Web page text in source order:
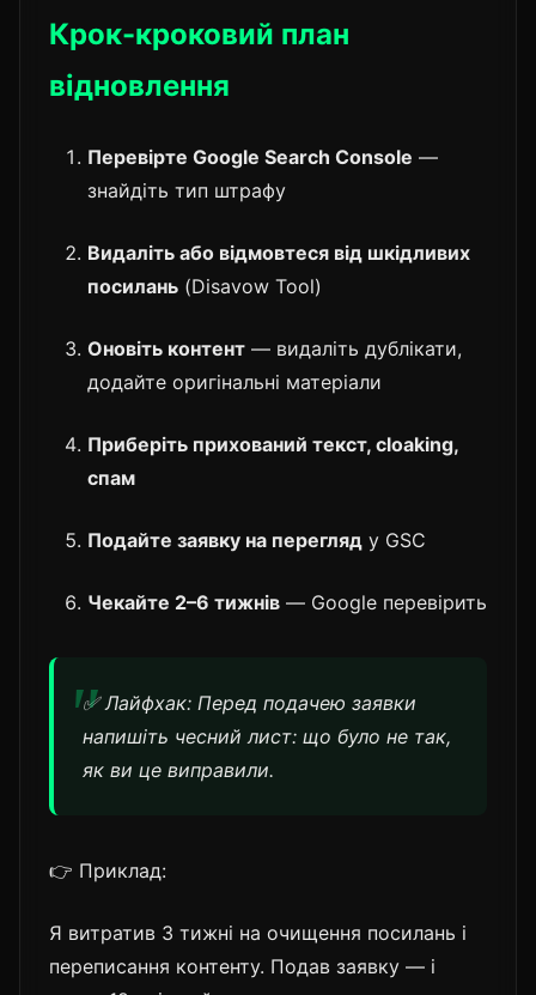
Крок-кроковий план
відновлення
Перевірте Google Search Console —
знайдіть тип штрафу
Видаліть або відмовтеся від шкідливих
посилань (Disavow Tool)
Оновіть контент — видаліть дублікати,
додайте оригінальні матеріали
Приберіть прихований текст, cloaking,
спам
Подайте заявку на перегляд у GSC
Чекайте 2–6 тижнів — Google перевірить
✅ Лайфхак: Перед подачею заявки
напишіть чесний лист: що було не так,
як ви це виправили.
👉 Приклад:
Я витратив 3 тижні на очищення посилань і
переписання контенту. Подав заявку — і